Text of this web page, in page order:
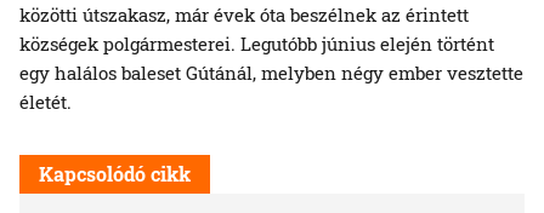
közötti útszakasz, már évek óta beszélnek az érintett
községek polgármesterei. Legutóbb június elején történt
egy halálos baleset Gútánál, melyben négy ember vesztette
életét.
Kapcsolódó cikk